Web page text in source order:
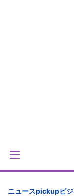
ニュースpickupビ